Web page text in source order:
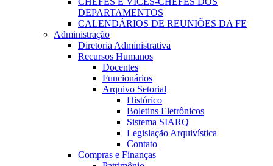
DEPARTAMENTOS
CALENDÁRIOS DE REUNIÕES DA FE
Administração
Diretoria Administrativa
Recursos Humanos
Docentes
Funcionários
Arquivo Setorial
Histórico
Boletins Eletrônicos
Sistema SIARQ
Legislação Arquivística
Contato
Compras e Finanças